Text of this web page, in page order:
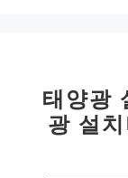
태양광
광 설